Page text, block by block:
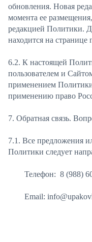
обновления. Новая
момента ее
редакцией Политики.
находится на странице
6.2. К настоящей
пользователем и
применением
применению право
7. Обратная связь.
7.1. Все предложения
Политики следует
Телефон: 8 (988)
Email: